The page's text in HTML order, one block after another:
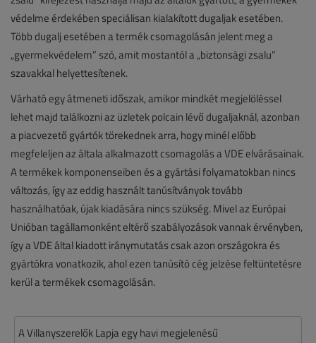
védelme érdekében speciálisan kialakított dugaljak esetében.
Több dugalj esetében a termék csomagolásán jelent meg a
„gyermekvédelem” szó, amit mostantól a „biztonsági zsalu”
szavakkal helyettesítenek.
Várható egy átmeneti időszak, amikor mindkét megjelöléssel
lehet majd találkozni az üzletek polcain lévő dugaljaknál, azonban
a piacvezető gyártók törekednek arra, hogy minél előbb
megfeleljen az általa alkalmazott csomagolás a VDE elvárásainak.
A termékek komponenseiben és a gyártási folyamatokban nincs
változás, így az eddig használt tanúsítványok tovább
használhatóak, újak kiadására nincs szükség. Mivel az Európai
Unióban tagállamonként eltérő szabályozások vannak érvényben,
így a VDE által kiadott iránymutatás csak azon országokra és
gyártókra vonatkozik, ahol ezen tanúsító cég jelzése feltüntetésre
kerül a termékek csomagolásán.
A Villanyszerelők Lapja egy havi megjelenésű